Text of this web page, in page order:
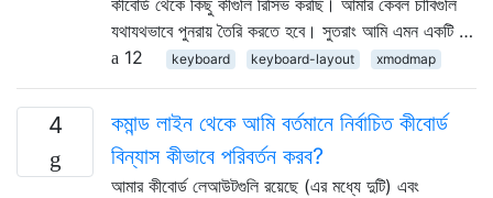
যথাযথভাবে পুনরায় তৈরি করতে হবে। সুতরাং আমি এমন একটি …
12
keyboard keyboard-layout xmodmap
4
কমান্ড লাইন থেকে আমি বর্তমানে নির্বাচিত কীবোর্ড
বিন্যাস কীভাবে পরিবর্তন করব?
আমার কীবোর্ড লেআউটগুলি রয়েছে (এর মধ্যে দুটি) এবং